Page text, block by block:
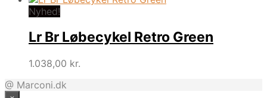
Nyhed!
Lr Br Løbecykel Retro Green
1.038,00 kr.
@ Marconi.dk